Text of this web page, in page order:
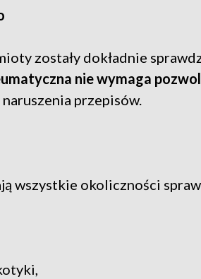
zostały dokładnie
nie wymaga
przepisów.
wszystkie okoliczności